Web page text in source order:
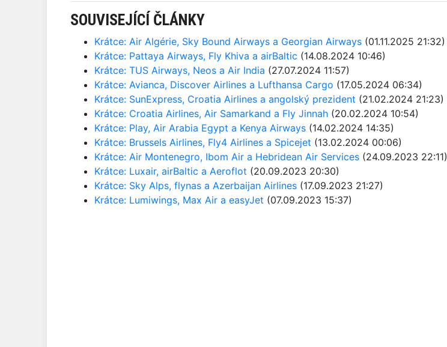
SOUVISEJÍCÍ ČLÁNKY
Krátce: Air Algérie, Sky Bound Airways a Georgian Airways (01.11.2025 21:32)
Krátce: Pattaya Airways, Fly Khiva a airBaltic (14.08.2024 10:46)
Krátce: TUS Airways, Neos a Air India (27.07.2024 11:57)
Krátce: Avianca, Discover Airlines a Lufthansa Cargo (17.05.2024 06:34)
Krátce: SunExpress, Croatia Airlines a angolský prezident (21.02.2024 21:23)
Krátce: Croatia Airlines, Air Samarkand a Fly Jinnah (20.02.2024 10:54)
Krátce: Play, Air Arabia Egypt a Kenya Airways (14.02.2024 14:35)
Krátce: Brussels Airlines, Fly4 Airlines a Spicejet (13.02.2024 00:06)
Krátce: Air Montenegro, Ibom Air a Hebridean Air Services (24.09.2023 22:11)
Krátce: Luxair, airBaltic a Aeroflot (20.09.2023 20:30)
Krátce: Sky Alps, flynas a Azerbaijan Airlines (17.09.2023 21:27)
Krátce: Lumiwings, Max Air a easyJet (07.09.2023 15:37)